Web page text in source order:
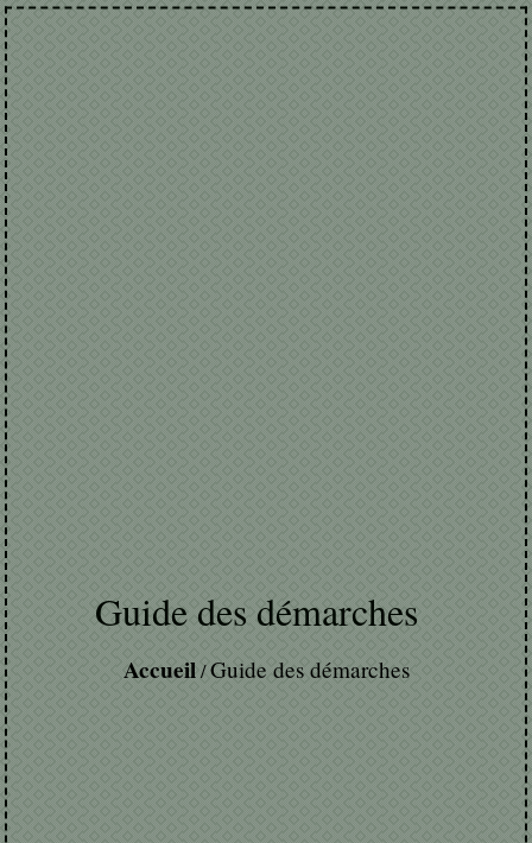
Guide des démarches
Accueil/Guide des démarches